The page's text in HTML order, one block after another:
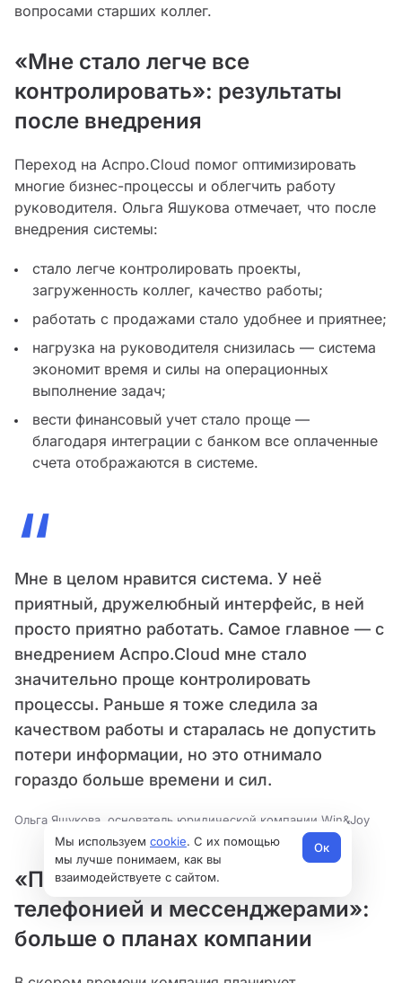
Мы используем cookie. С их помощью
мы лучше понимаем, как вы
взаимодействуете с сайтом.
Ок
вопросами старших коллег.
«Мне стало легче все
контролировать»: результаты
после внедрения
Переход на Аспро.Cloud помог оптимизировать
многие бизнес-процессы и облегчить работу
руководителя. Ольга Яшукова отмечает, что после
внедрения системы:
стало легче контролировать проекты,
загруженность коллег, качество работы;
работать с продажами стало удобнее и приятнее;
нагрузка на руководителя снизилась — система
экономит время и силы на операционных
выполнение задач;
вести финансовый учет стало проще —
благодаря интеграции с банком все оплаченные
счета отображаются в системе.
“
Мне в целом нравится система. У неё
приятный, дружелюбный интерфейс, в ней
просто приятно работать. Самое главное — с
внедрением Аспро.Cloud мне стало
значительно проще контролировать
процессы. Раньше я тоже следила за
качеством работы и старалась не допустить
потери информации, но это отнимало
гораздо больше времени и сил.
Ольга Яшукова, основатель юридической компании Win&Joy
«Подключим интеграцию с
телефонией и мессенджерами»:
больше о планах компании